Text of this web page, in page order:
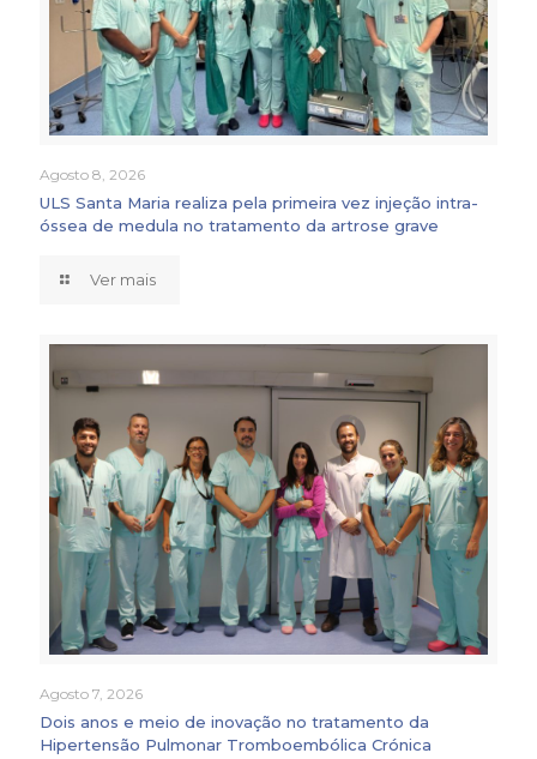
Agosto 8, 2026
ULS Santa Maria realiza pela primeira vez injeção intra-
óssea de medula no tratamento da artrose grave
Ver mais
Agosto 7, 2026
Dois anos e meio de inovação no tratamento da
Hipertensão Pulmonar Tromboembólica Crónica